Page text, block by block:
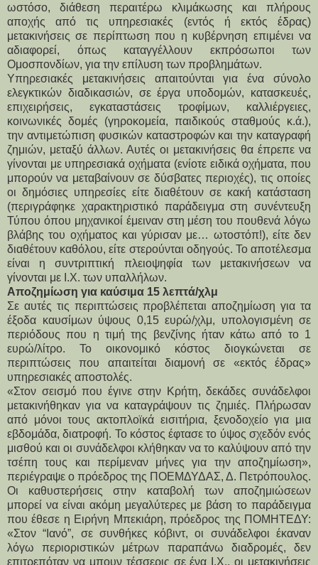
ωστόσο, διάθεση περαιτέρω κλιμάκωσης και πλήρους
αποχής από τις υπηρεσιακές (εντός ή εκτός έδρας)
μετακινήσεις σε περίπτωση που η κυβέρνηση επιμένει να
αδιαφορεί, όπως καταγγέλλουν εκπρόσωποι των
Ομοσπονδίων, για την επίλυση των προβλημάτων.
Υπηρεσιακές μετακινήσεις απαιτούνται για ένα σύνολο
ελεγκτικών διαδικασιών, σε έργα υποδομών, κατασκευές,
επιχειρήσεις, εγκαταστάσεις τροφίμων, καλλιέργειες,
κοινωνικές δομές (γηροκομεία, παιδικούς σταθμούς κ.ά.),
την αντιμετώπιση φυσικών καταστροφών και την καταγραφή
ζημιών, μεταξύ άλλων. Αυτές οι μετακινήσεις θα έπρεπε να
γίνονται με υπηρεσιακά οχήματα (ενίοτε ειδικά οχήματα, που
μπορούν να μεταβαίνουν σε δύσβατες περιοχές), τις οποίες
οι δημόσιες υπηρεσίες είτε διαθέτουν σε κακή κατάσταση
(περιγράφηκε χαρακτηριστικό παράδειγμα στη συνέντευξη
Τύπου όπου μηχανικοί έμειναν στη μέση του πουθενά λόγω
βλάβης του οχήματος και γύρισαν με… ωτοστόπ!), είτε δεν
διαθέτουν καθόλου, είτε στερούνται οδηγούς. Το αποτέλεσμα
είναι η συντριπτική πλειοψηφία των μετακινήσεων να
γίνονται με Ι.Χ. των υπαλλήλων.
Αποζημίωση για καύσιμα 15 λεπτά/χλμ
Σε αυτές τις περιπτώσεις προβλέπεται αποζημίωση για τα
έξοδα καυσίμων ύψους 0,15 ευρώ/χλμ, υπολογισμένη σε
περιόδους που η τιμή της βενζίνης ήταν κάτω από το 1
ευρώ/λίτρο. Το οικονομικό κόστος διογκώνεται σε
περιπτώσεις που απαιτείται διαμονή σε «εκτός έδρας»
υπηρεσιακές αποστολές.
«Στον σεισμό που έγινε στην Κρήτη, δεκάδες συνάδελφοι
μετακινήθηκαν για να καταγράψουν τις ζημιές. Πλήρωσαν
από μόνοι τους ακτοπλοϊκά εισιτήρια, ξενοδοχείο για μια
εβδομάδα, διατροφή. Το κόστος έφτασε το ύψος σχεδόν ενός
μισθού και οι συνάδελφοι κλήθηκαν να το καλύψουν από την
τσέπη τους και περίμεναν μήνες για την αποζημίωση»,
περιέγραψε ο πρόεδρος της ΠΟΕΜΔΥΔΑΣ, Δ. Πετρόπουλος.
Οι καθυστερήσεις στην καταβολή των αποζημιώσεων
μπορεί να είναι ακόμη μεγαλύτερες με βάση το παράδειγμα
που έθεσε η Ειρήνη Μπεκιάρη, πρόεδρος της ΠΟΜΗΤΕΔΥ:
«Στον “Ιανό”, σε συνθήκες κόβιντ, οι συνάδελφοι έκαναν
λόγω περιοριστικών μέτρων παραπάνω διαδρομές, δεν
επιτρεπόταν να μπουν τέσσερις σε ένα Ι.Χ., οι μετακινήσεις